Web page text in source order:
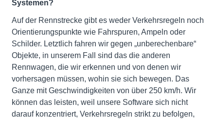
Systemen?
Auf der Rennstrecke gibt es weder Verkehrsregeln noch
Orientierungspunkte wie Fahrspuren, Ampeln oder
Schilder. Letztlich fahren wir gegen „unberechenbare“
Objekte, in unserem Fall sind das die anderen
Rennwagen, die wir erkennen und von denen wir
vorhersagen müssen, wohin sie sich bewegen. Das
Ganze mit Geschwindigkeiten von über 250 km/h. Wir
können das leisten, weil unsere Software sich nicht
darauf konzentriert, Verkehrsregeln strikt zu befolgen,